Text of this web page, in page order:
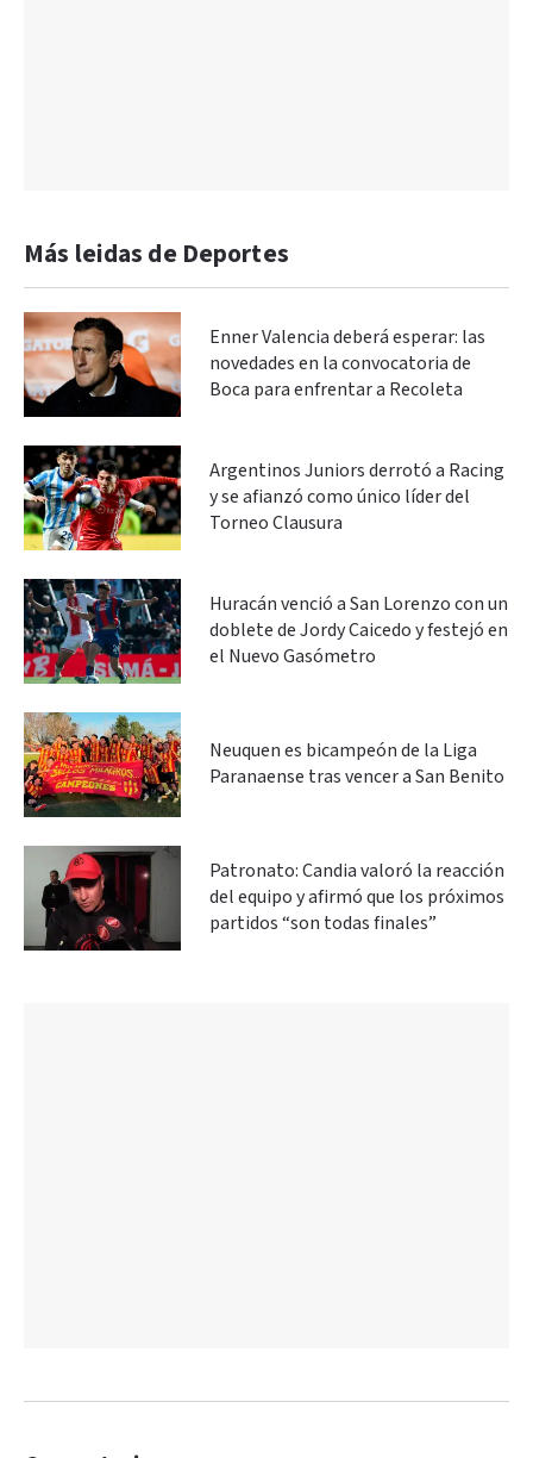
Más leidas de Deportes
Enner Valencia deberá esperar: las
novedades en la convocatoria de
Boca para enfrentar a Recoleta
Argentinos Juniors derrotó a Racing
y se afianzó como único líder del
Torneo Clausura
Huracán venció a San Lorenzo con un
doblete de Jordy Caicedo y festejó en
el Nuevo Gasómetro
Neuquen es bicampeón de la Liga
Paranaense tras vencer a San Benito
Patronato: Candia valoró la reacción
del equipo y afirmó que los próximos
partidos “son todas finales”